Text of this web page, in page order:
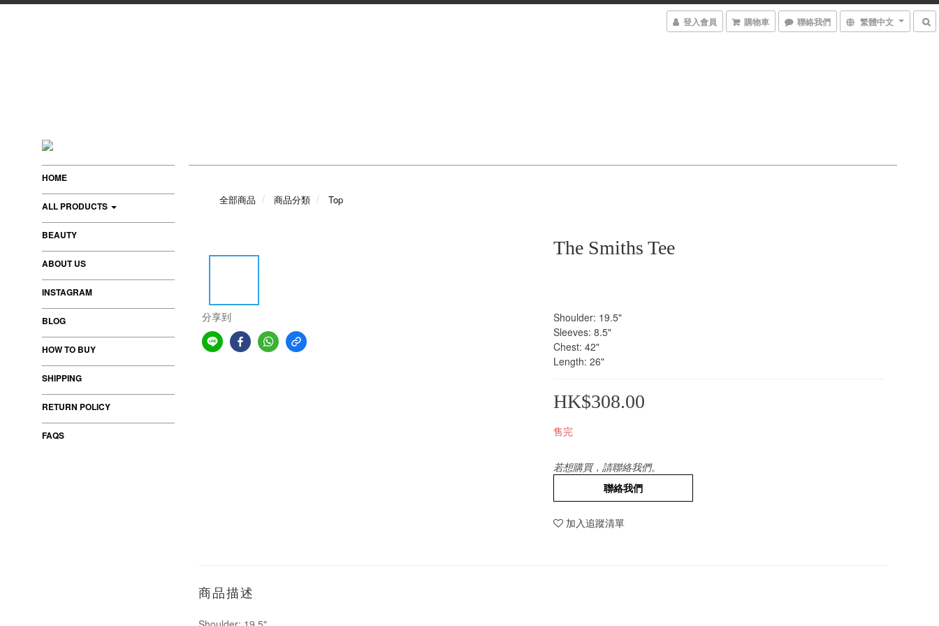
登入會員 購物車 聯絡我們 繁體中文
HOME
ALL PRODUCTS
BEAUTY
ABOUT US
INSTAGRAM
BLOG
HOW TO BUY
SHIPPING
RETURN POLICY
FAQS
全部商品 商品分類 Top
分享到
The Smiths Tee
Shoulder: 19.5"
Sleeves: 8.5"
Chest: 42"
Length: 26"
HK$308.00
售完
若想購買，請聯絡我們。
聯絡我們
加入追蹤清單
商品描述